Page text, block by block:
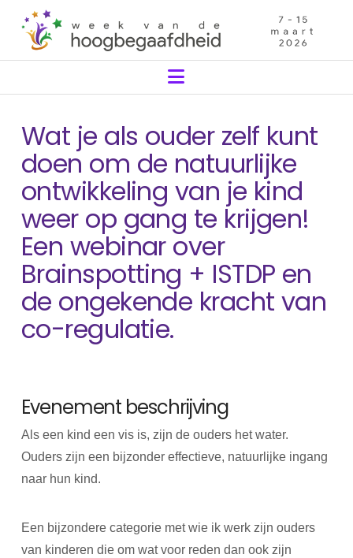
Navigation
Wat je als ouder zelf kunt
doen om de natuurlijke
ontwikkeling van je kind
weer op gang te krijgen!
Een webinar over
Brainspotting + ISTDP en
de ongekende kracht van
co-regulatie.
Evenement beschrijving
Als een kind een vis is, zijn de ouders het water.
Ouders zijn een bijzonder effectieve, natuurlijke ingang
naar hun kind.
Een bijzondere categorie met wie ik werk zijn ouders
van kinderen die om wat voor reden dan ook zijn